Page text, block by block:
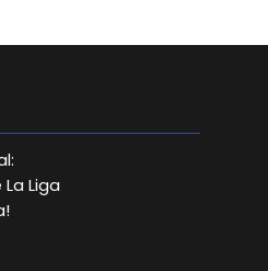
Liga